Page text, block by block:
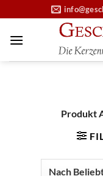
Inhalt
springen
Produkt